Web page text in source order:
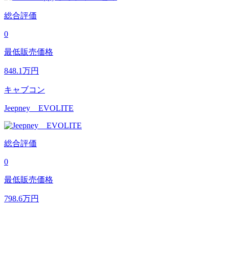
総合評価
0
最低販売価格
848.1万円
キャブコン
Jeepney EVOLITE
総合評価
0
最低販売価格
798.6万円